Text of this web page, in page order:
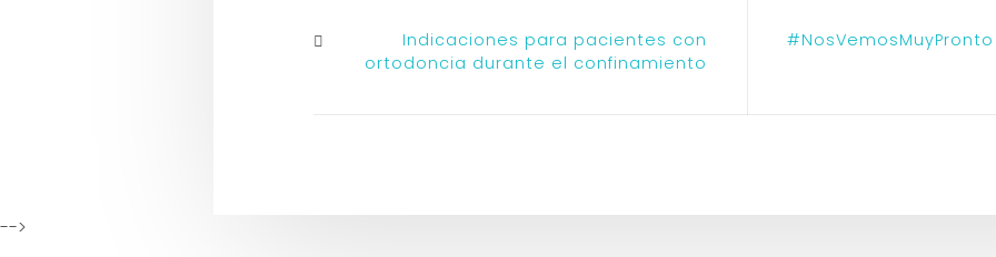
Indicaciones para pacientes con
ortodoncia durante el confinamiento
#NosVemosMuyPronto
-->